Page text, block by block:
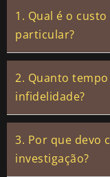
1. Qual é o
particular?
2. Quanto
infidelidade?
3. Por que devo
investigação?